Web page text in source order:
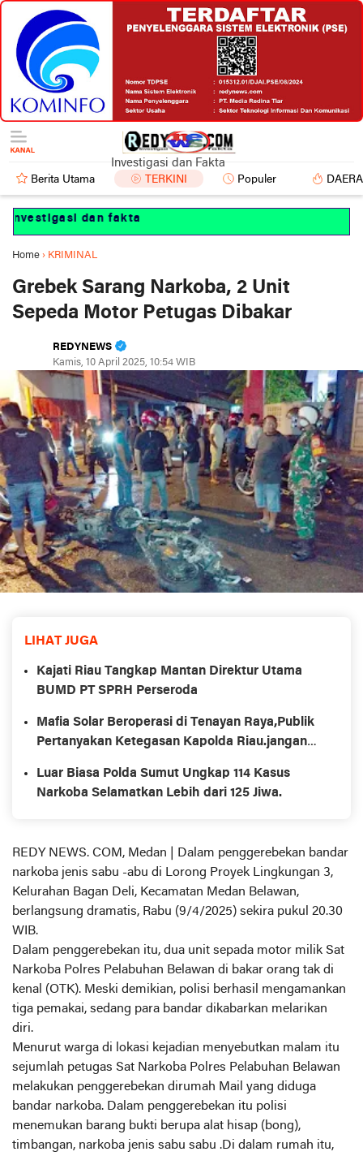
Investigasi dan Fakta
Berita Utama TERKINI Populer
dan fakta
Home › KRIMINAL
Grebek Sarang Narkoba, 2 Unit
Sepeda Motor Petugas Dibakar
REDYNEWS
Kamis, 10 April 2025, 10:54 WIB
LIHAT JUGA
Kajati Riau Tangkap Mantan Direktur Utama
BUMD PT SPRH Perseroda
Mafia Solar Beroperasi di Tenayan Raya,Publik
Pertanyakan Ketegasan Kapolda Riau.jangan
Luar Biasa Polda Sumut Ungkap 114 Kasus
Narkoba Selamatkan Lebih dari 125 Jiwa.
REDY NEWS. COM, Medan | Dalam penggerebekan bandar
narkoba jenis sabu -abu di Lorong Proyek Lingkungan 3,
Kelurahan Bagan Deli, Kecamatan Medan Belawan,
berlangsung dramatis, Rabu (9/4/2025) sekira pukul 20.30
WIB.
Dalam penggerebekan itu, dua unit sepada motor milik Sat
Narkoba Polres Pelabuhan Belawan di bakar orang tak di
kenal (OTK). Meski demikian, polisi berhasil mengamankan
tiga pemakai, sedang para bandar dikabarkan melarikan
diri.
Menurut warga di lokasi kejadian menyebutkan malam itu
sejumlah petugas Sat Narkoba Polres Pelabuhan Belawan
melakukan penggerebekan dirumah Mail yang diduga
bandar narkoba. Dalam penggerebekan itu polisi
menemukan barang bukti berupa alat hisap (bong),
timbangan, narkoba jenis sabu sabu .Di dalam rumah itu,